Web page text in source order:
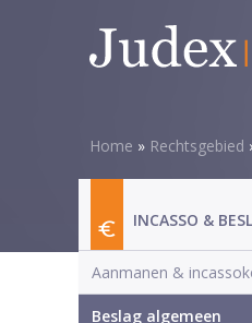
Home » Rechtsgebied
INCASSO &
Aanmanen &
Beslag algemeen